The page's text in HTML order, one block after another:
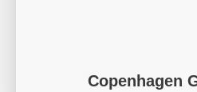
Copenhagen